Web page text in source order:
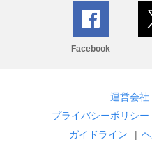
Facebook
運営会社
プライバシーポリシー
ガイドライン
|